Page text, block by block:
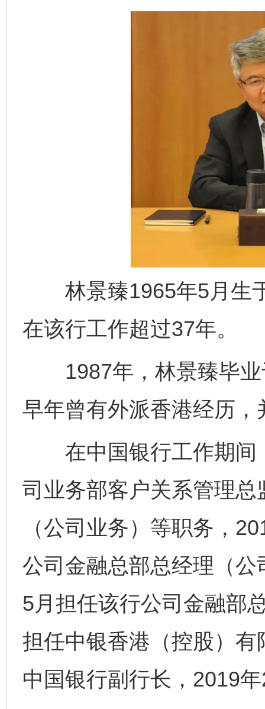
林景臻1965年5月生
在该行工作超过37年。
1987年，林景臻毕业
早年曾有外派香港经历
在中国银行工作期间
司业务部客户关系管理
（公司业务）等职务，
公司金融总部总经理（
5月担任该行公司金融部
担任中银香港（控股）
中国银行副行长，2019